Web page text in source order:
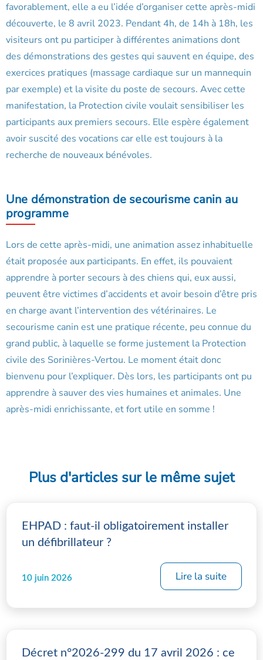
favorablement, elle a eu l’idée d’organiser cette après-midi
découverte, le 8 avril 2023. Pendant 4h, de 14h à 18h, les
visiteurs ont pu participer à différentes animations dont
des démonstrations des gestes qui sauvent en équipe, des
exercices pratiques (massage cardiaque sur un mannequin
par exemple) et la visite du poste de secours. Avec cette
manifestation, la Protection civile voulait sensibiliser les
participants aux premiers secours. Elle espère également
avoir suscité des vocations car elle est toujours à la
recherche de nouveaux bénévoles.
Une démonstration de secourisme canin au
programme
Lors de cette après-midi, une animation assez inhabituelle
était proposée aux participants. En effet, ils pouvaient
apprendre à porter secours à des chiens qui, eux aussi,
peuvent être victimes d’accidents et avoir besoin d’être pris
en charge avant l’intervention des vétérinaires. Le
secourisme canin est une pratique récente, peu connue du
grand public, à laquelle se forme justement la Protection
civile des Sorinières-Vertou. Le moment était donc
bienvenu pour l’expliquer. Dès lors, les participants ont pu
apprendre à sauver des vies humaines et animales. Une
après-midi enrichissante, et fort utile en somme !
Plus d'articles sur le même sujet
EHPAD : faut-il obligatoirement installer
un défibrillateur ?
10 juin 2026 Lire la suite
Décret n°2026-299 du 17 avril 2026 : ce